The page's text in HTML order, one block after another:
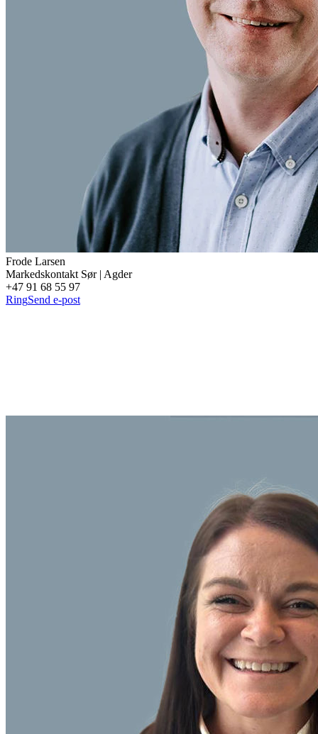
Frode Larsen
Markedskontakt Sør | Agder
+47 91 68 55 97
RingSend e-post